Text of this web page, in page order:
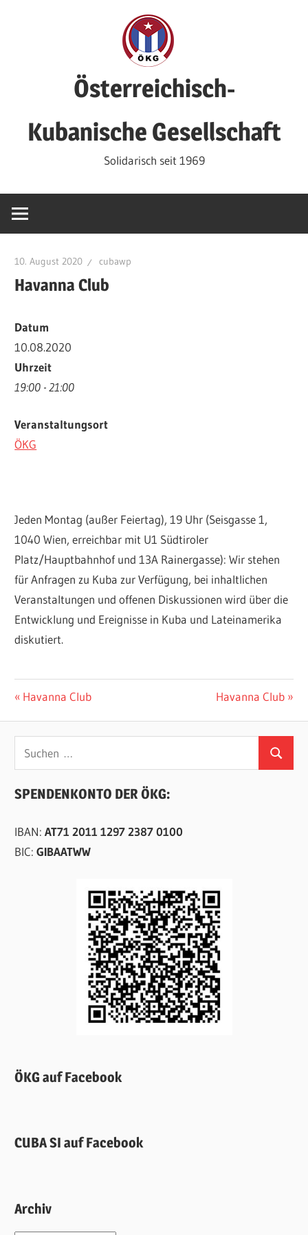
Österreichisch-
Kubanische Gesellschaft
Solidarisch seit 1969
10. August 2020 cubawp
Havanna Club
Datum
10.08.2020
Uhrzeit
19:00 - 21:00
Veranstaltungsort
ÖKG
Jeden Montag (außer Feiertag), 19 Uhr (Seisgasse 1,
1040 Wien, erreichbar mit U1 Südtiroler
Platz/Hauptbahnhof und 13A Rainergasse): Wir stehen
für Anfragen zu Kuba zur Verfügung, bei inhaltlichen
Veranstaltungen und offenen Diskussionen wird über die
Entwicklung und Ereignisse in Kuba und Lateinamerika
diskutiert.
Beitragsnavigation
Vorheriger
Havanna Club
Nächster
Havanna Club
Suchen
nach:
Suchen
SPENDENKONTO DER ÖKG:
IBAN:AT71 2011 1297 2387 0100
BIC:GIBAATWW
ÖKG auf Facebook
CUBA SI auf Facebook
Archiv